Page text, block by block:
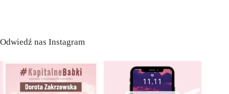
Odwiedź nas Instagram